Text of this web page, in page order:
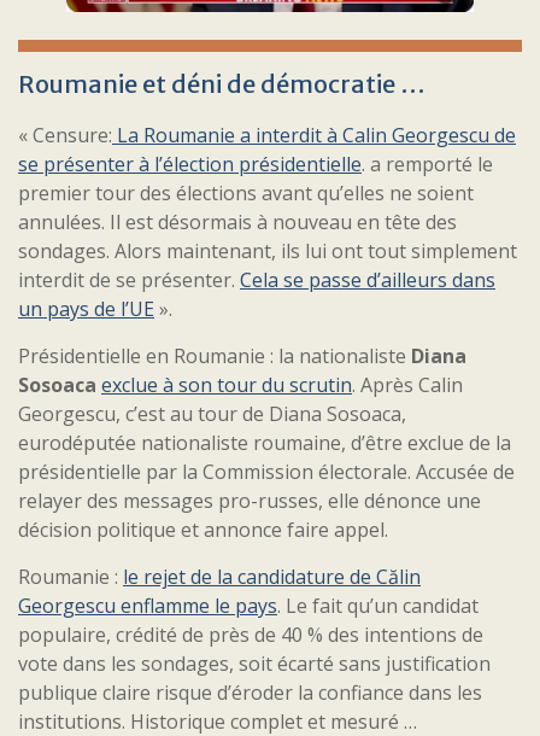
Roumanie et déni de démocratie …
« Censure: La Roumanie a interdit à Calin Georgescu de
se présenter à l’élection présidentielle. a remporté le
premier tour des élections avant qu’elles ne soient
annulées. Il est désormais à nouveau en tête des
sondages. Alors maintenant, ils lui ont tout simplement
interdit de se présenter. Cela se passe d’ailleurs dans
un pays de l’UE ».
Présidentielle en Roumanie : la nationaliste Diana
Sosoaca exclue à son tour du scrutin. Après Calin
Georgescu, c’est au tour de Diana Sosoaca,
eurodéputée nationaliste roumaine, d’être exclue de la
présidentielle par la Commission électorale. Accusée de
relayer des messages pro-russes, elle dénonce une
décision politique et annonce faire appel.
Roumanie : le rejet de la candidature de Călin
Georgescu enflamme le pays. Le fait qu’un candidat
populaire, crédité de près de 40 % des intentions de
vote dans les sondages, soit écarté sans justification
publique claire risque d’éroder la confiance dans les
institutions. Historique complet et mesuré …